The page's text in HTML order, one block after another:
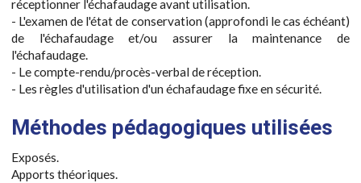
réceptionner l'échafaudage avant utilisation.
- L'examen de l'état de conservation (approfondi le cas échéant)
de l'échafaudage et/ou assurer la maintenance de
l'échafaudage.
- Le compte-rendu/procès-verbal de réception.
- Les règles d'utilisation d'un échafaudage fixe en sécurité.
Méthodes pédagogiques utilisées
Exposés.
Apports théoriques.